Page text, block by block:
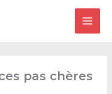
pas chères